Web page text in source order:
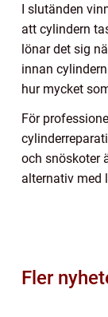
I slutänden
att cylindern
lönar det sig
innan
hur mycket
För
och snöskoter
alternativ med
Fler